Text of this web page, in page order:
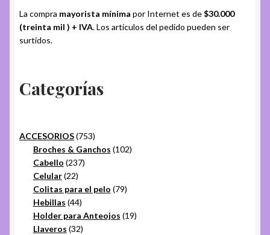
La compra mayorista mínima por Internet es de$30.000
(treinta mil ) + IVA. Los artículos del pedido pueden ser
surtidos.
Categorías
ACCESORIOS 753753
productos
Broches & Ganchos 102102
Cabello 237237
Celular 2222
productos
Colitas para el pelo 7979
Hebillas 4444
productos
Holder para Anteojos 1919
Llaveros 3232